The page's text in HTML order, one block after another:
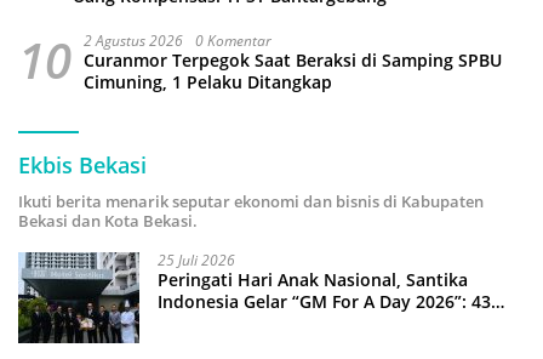
10 2 Agustus 2026 0 Komentar
Curanmor Terpegok Saat Beraksi di Samping SPBU
Cimuning, 1 Pelaku Ditangkap
Ekbis Bekasi
Ikuti berita menarik seputar ekonomi dan bisnis di Kabupaten
Bekasi dan Kota Bekasi.
25 Juli 2026
Peringati Hari Anak Nasional, Santika
Indonesia Gelar “GM For A Day 2026”: 43